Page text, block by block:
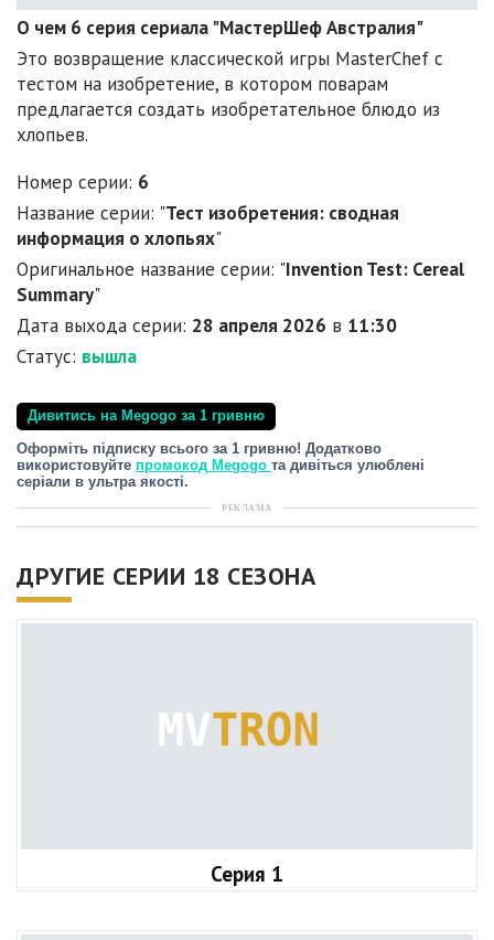
О чем 6 серия сериала "МастерШеф Австралия"
Это возвращение классической игры MasterChef с
тестом на изобретение, в котором поварам
предлагается создать изобретательное блюдо из
хлопьев.
Номер серии: 6
Название серии: "Тест изобретения: сводная
информация о хлопьях"
Оригинальное название серии: "Invention Test: Cereal
Summary"
Дата выхода серии: 28 апреля 2026 в 11:30
Статус: вышла
Дивитись на Megogo за 1 гривню
Оформіть підписку всього за 1 гривню! Додатково
використовуйте промокод Megogo та дивіться улюблені
серіали в ультра якості.
РЕКЛАМА
ДРУГИЕ СЕРИИ 18 СЕЗОНА
Серия 1